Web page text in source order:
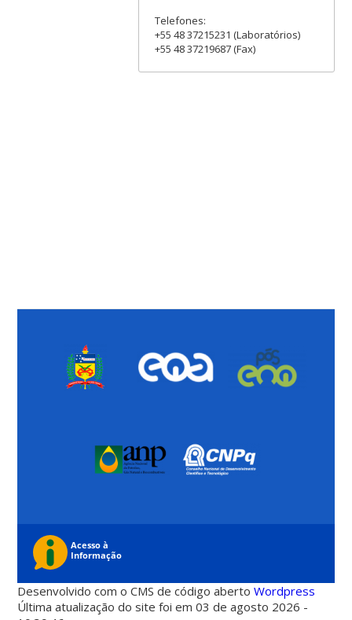
Telefones:
+55 48 37215231 (Laboratórios)
+55 48 37219687 (Fax)
Desenvolvido com o CMS de código abertoWordpress
Última atualização do site foi em 03 de agosto 2026 -